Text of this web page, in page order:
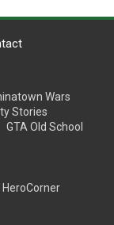
Wars
Stories
GTA Old School
HeroCorner